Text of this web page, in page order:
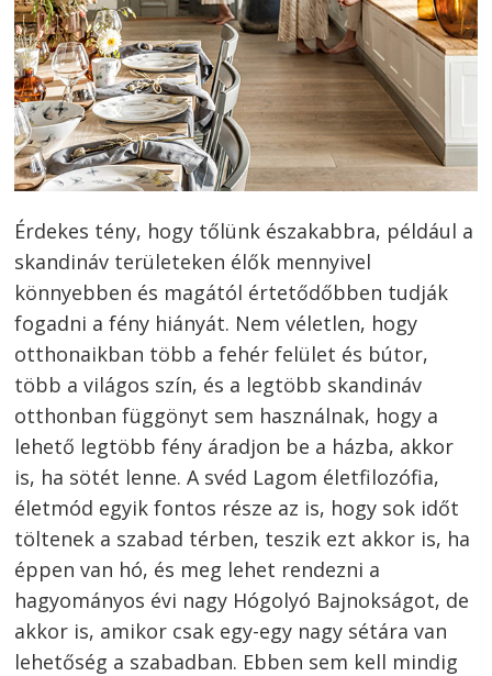
Érdekes tény, hogy tőlünk északabbra, például a
skandináv területeken élők mennyivel
könnyebben és magától értetődőbben tudják
fogadni a fény hiányát. Nem véletlen, hogy
otthonaikban több a fehér felület és bútor,
több a világos szín, és a legtöbb skandináv
otthonban függönyt sem használnak, hogy a
lehető legtöbb fény áradjon be a házba, akkor
is, ha sötét lenne. A svéd Lagom életfilozófia,
életmód egyik fontos része az is, hogy sok időt
töltenek a szabad térben, teszik ezt akkor is, ha
éppen van hó, és meg lehet rendezni a
hagyományos évi nagy Hógolyó Bajnokságot, de
akkor is, amikor csak egy-egy nagy sétára van
lehetőség a szabadban. Ebben sem kell mindig